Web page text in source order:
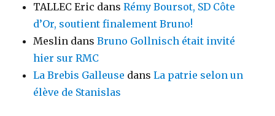
TALLEC Eric dansRémy Boursot, SD Côte
d’Or, soutient finalement Bruno!
Meslin dansBruno Gollnisch était invité
hier sur RMC
La Brebis Galleuse dansLa patrie selon un
élève de Stanislas